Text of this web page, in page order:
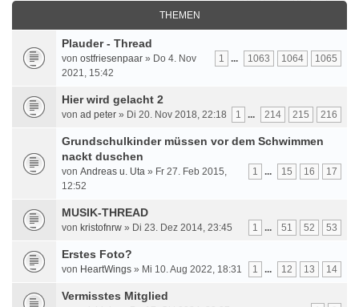
THEMEN
Plauder - Thread
1 ... 1063 1064 1065
von ostfriesenpaar » Do 4. Nov
2021, 15:42
Hier wird gelacht 2
1 ... 214 215 216
von ad peter » Di 20. Nov 2018, 22:18
Grundschulkinder müssen vor dem Schwimmen
nackt duschen
1 ... 15 16 17
von Andreas u. Uta » Fr 27. Feb 2015,
12:52
MUSIK-THREAD
1 ... 51 52 53
von kristofnrw » Di 23. Dez 2014, 23:45
Erstes Foto?
1 ... 12 13 14
von HeartWings » Mi 10. Aug 2022, 18:31
Vermisstes Mitglied